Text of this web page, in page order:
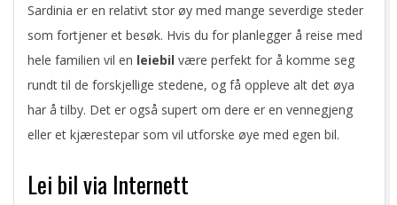
Sardinia er en relativt stor øy med mange severdige steder
som fortjener et besøk. Hvis du for planlegger å reise med
hele familien vil en leiebil være perfekt for å komme seg
rundt til de forskjellige stedene, og få oppleve alt det øya
har å tilby. Det er også supert om dere er en vennegjeng
eller et kjærestepar som vil utforske øye med egen bil.
Lei bil via Internett